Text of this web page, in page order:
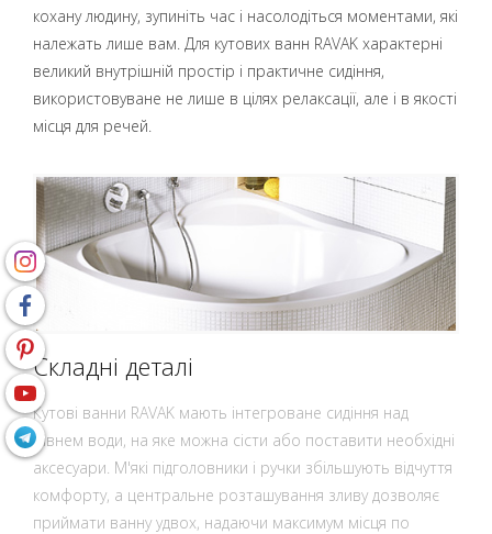
кохану людину, зупиніть час і насолодіться моментами, які
належать лише вам. Для кутових ванн RAVAK характерні
великий внутрішній простір і практичне сидіння,
використовуване не лише в цілях релаксації, але і в якості
місця для речей.
Складні деталі
Кутові ванни RAVAK мають інтегроване сидіння над
рівнем води, на яке можна сісти або поставити необхідні
аксесуари. М'які підголовники і ручки збільшують відчуття
комфорту, а центральне розташування зливу дозволяє
приймати ванну удвох, надаючи максимум місця по